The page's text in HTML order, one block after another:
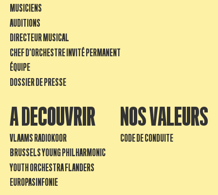
MUSICIENS
AUDITIONS
DIRECTEUR MUSICAL
CHEF D’ORCHESTRE INVITÉ PERMANENT
ÉQUIPE
DOSSIER DE PRESSE
A DECOUVRIR
VLAAMS RADIOKOOR
BRUSSELS YOUNG PHILHARMONIC
YOUTH ORCHESTRA FLANDERS
EUROPASINFONIE
NOS VALEURS
CODE DE CONDUITE